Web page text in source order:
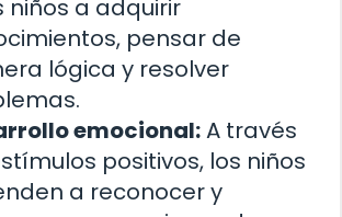
niños a adquirir
pensar de
lógica y resolver
emocional:A través
positivos, los niños
a reconocer y